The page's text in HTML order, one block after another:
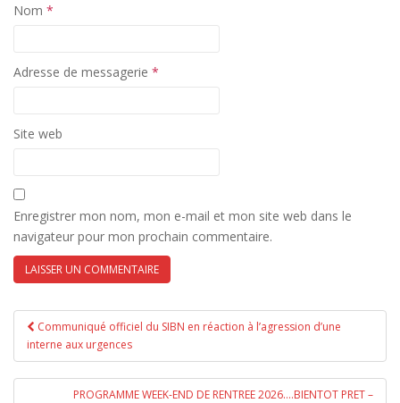
Nom *
Adresse de messagerie *
Site web
Enregistrer mon nom, mon e-mail et mon site web dans le
navigateur pour mon prochain commentaire.
Pagination d'article
Communiqué officiel du SIBN en réaction à l’agression d’une
interne aux urgences
PROGRAMME WEEK-END DE RENTREE 2026….BIENTOT PRET –